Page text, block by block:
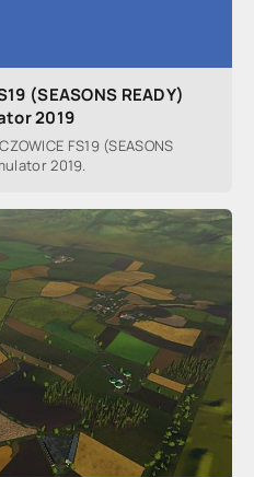
(SEASONS READY)
2019
FS19 (SEASONS
2019.